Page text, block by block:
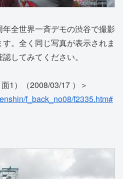
全世界一斉デモの渋谷で撮影
。全く同じ写真が表示されま
してみてください。
1）（2008/03/17 ）＞
f_back_no08/f2335.htm#